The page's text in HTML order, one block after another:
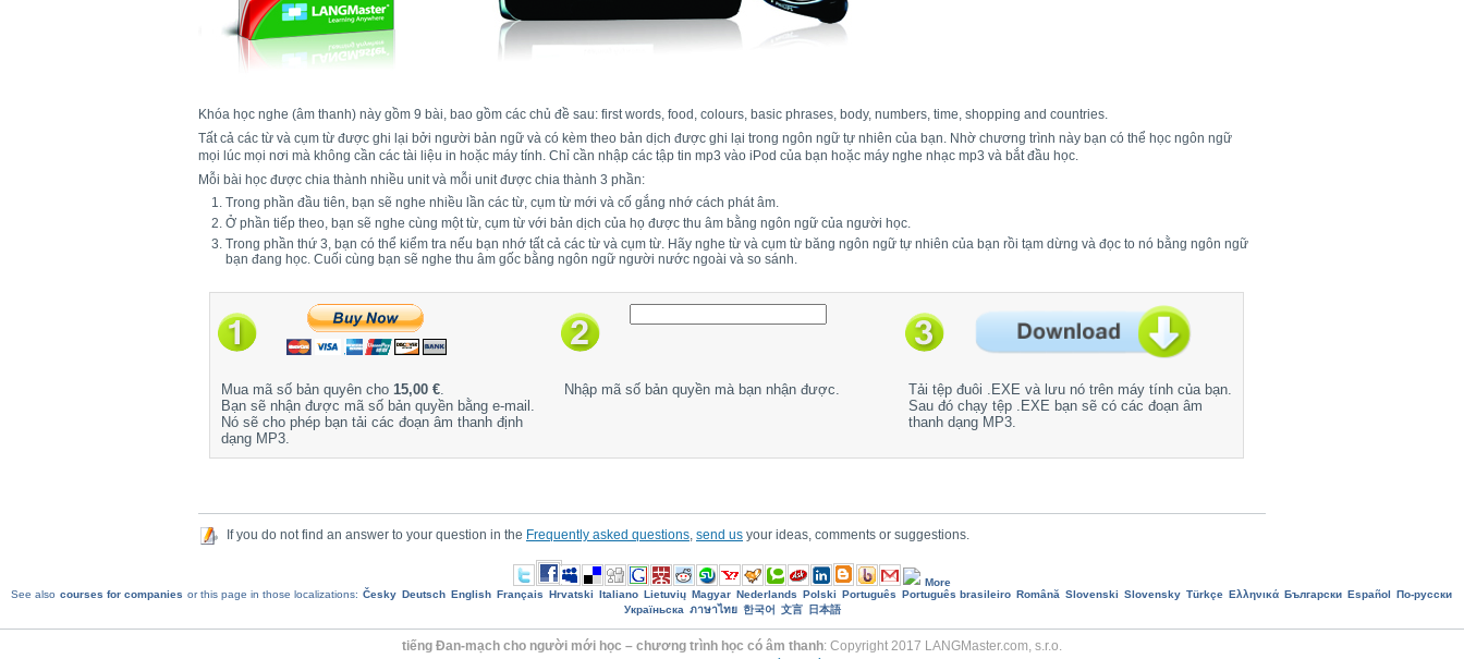
Khóa học nghe (âm thanh) này gồm 9 bài, bao gồm các chủ đề sau: first words, food, colours, basic phrases, body, numbers, time, shopping and countries.
Tất cả các từ và cụm từ được ghi lại bởi người bản ngữ và có kèm theo bản dịch được ghi lại trong ngôn ngữ tự nhiên của bạn. Nhờ chương trình này bạn có thể học ngôn ngữ
mọi lúc mọi nơi mà không cần các tài liệu in hoặc máy tính. Chỉ cần nhập các tập tin mp3 vào iPod của bạn hoặc máy nghe nhạc mp3 và bắt đầu học.
Mỗi bài học được chia thành nhiều unit và mỗi unit được chia thành 3 phần:
Trong phần đầu tiên, bạn sẽ nghe nhiều lần các từ, cụm từ mới và cố gắng nhớ cách phát âm.
Ở phần tiếp theo, bạn sẽ nghe cùng một từ, cụm từ với bản dịch của họ được thu âm bằng ngôn ngữ của người học.
Trong phần thứ 3, bạn có thể kiểm tra nếu bạn nhớ tất cả các từ và cụm từ. Hãy nghe từ và cụm từ băng ngôn ngữ tự nhiên của bạn rồi tạm dừng và đọc to nó bằng ngôn ngữ
bạn đang học. Cuối cùng bạn sẽ nghe thu âm gốc bằng ngôn ngữ người nước ngoài và so sánh.
Mua mã số bản quyên cho 15,00 €.
Bạn sẽ nhận được mã số bản quyền bằng e-mail.
Nó sẽ cho phép bạn tải các đoạn âm thanh định
dạng MP3.
Nhập mã số bản quyền mà bạn nhận được.
Tải tệp đuôi .EXE và lưu nó trên máy tính của bạn.
Sau đó chạy tệp .EXE bạn sẽ có các đoạn âm
thanh dạng MP3.
If you do not find an answer to your question in the Frequently asked questions send us your ideas, comments or suggestions.
More
See also courses for companies or this page in those localizations: Česky Deutsch English Français Hrvatski Italiano Lietuvių Magyar Nederlands Polski Português Português brasileiro Română Slovenski Slovensky Türkçe Ελληνικά Български Еspañol
По-русски
Україньска ภาษาไทย 한국어 文言 日本語
tiếng Đan-mạch cho người mới học – chương trình học có âm thanh: Copyright 2017 LANGMaster.com, s.r.o.